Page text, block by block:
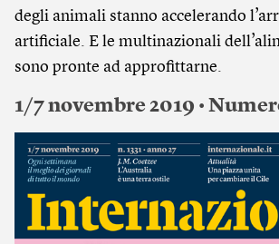
degli animali stanno accelerando
artificiale. E le multinazionali
sono pronte ad approfittarne.
1/7 novembre 2019 •